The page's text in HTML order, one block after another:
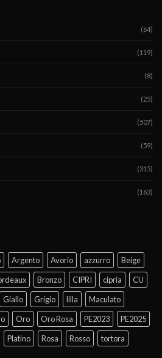
(64)
(119)
(8)
(25)
(507)
(59)
(315)
(163)
Argento Avorio azzurro
Beige
Bronzo CIPRI cipria
CU
Giallo Grigio lilla
Maculato
Oro Oro Rosa PE2023
PE2025
Platino Rosa Rosso
tortora